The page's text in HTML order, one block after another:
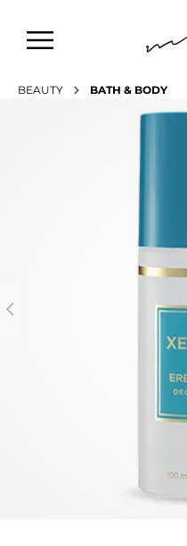
BEAUTY BATH & BODY